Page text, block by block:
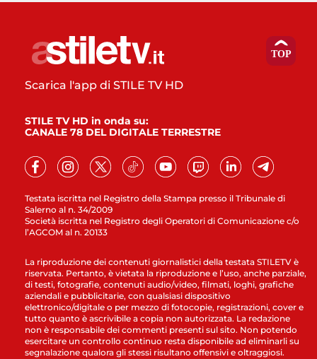
Testata iscritta nel Registro della Stampa presso il Tribunale di
Salerno al n. 34/2009
Società iscritta nel Registro degli Operatori di Comunicazione c/o
l’AGCOM al n. 20133
Scarica l'app di STILE TV HD
STILE TV HD in onda su:
CANALE 78 DEL DIGITALE TERRESTRE
La riproduzione dei contenuti giornalistici della testata STILETV è
riservata. Pertanto, è vietata la riproduzione e l’uso, anche parziale,
di testi, fotografie, contenuti audio/video, filmati, loghi, grafiche
aziendali e pubblicitarie, con qualsiasi dispositivo
elettronico/digitale o per mezzo di fotocopie, registrazioni, cover e
tutto quanto è ascrivibile a copia non autorizzata. La redazione
non è responsabile dei commenti presenti sul sito. Non potendo
esercitare un controllo continuo resta disponibile ad eliminarli su
segnalazione qualora gli stessi risultano offensivi e oltraggiosi.